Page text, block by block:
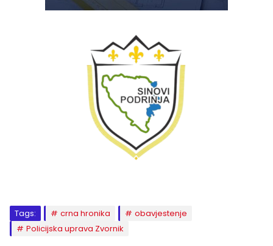
Tags: crna hronika
obavjestenje
Policijska uprava Zvornik